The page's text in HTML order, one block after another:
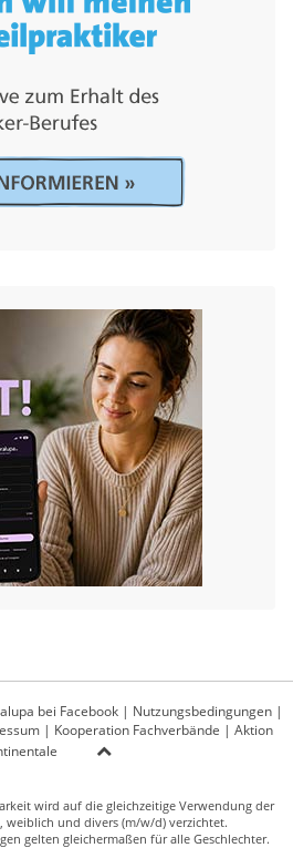
bei Facebook | Nutzungsbedingungen |
| Kooperation Fachverbände | Aktion
wird auf die gleichzeitige Verwendung der
weiblich und divers (m/w/d) verzichtet.
gelten gleichermaßen für alle Geschlechter.